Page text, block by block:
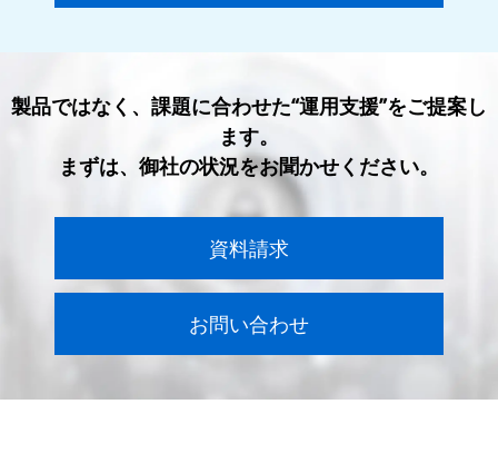
製品ではなく、課題に合わせた“運用支援”をご提案し
ます。
まずは、御社の状況をお聞かせください。
資料請求
お問い合わせ